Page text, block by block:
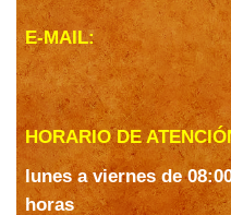
E-MAIL:
HORARIO DE
lunes a viernes de
horas